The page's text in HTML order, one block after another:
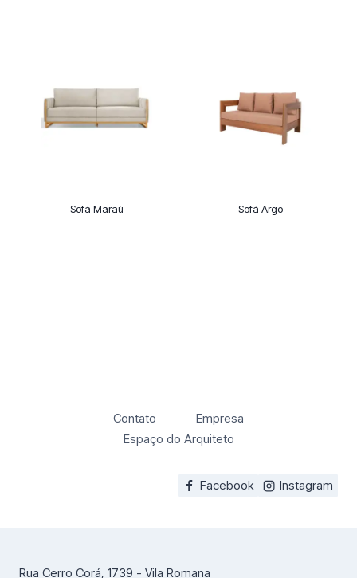
Sofá Maraú Sofá Argo
Contato
Empresa
Espaço do Arquiteto
Facebook Instagram
Rua Cerro Corá, 1739 - Vila Romana